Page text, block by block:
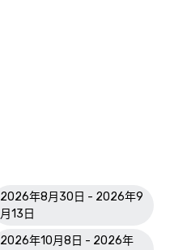
2026年8月30日 - 2026年9
月13日
2026年10月8日 - 2026年